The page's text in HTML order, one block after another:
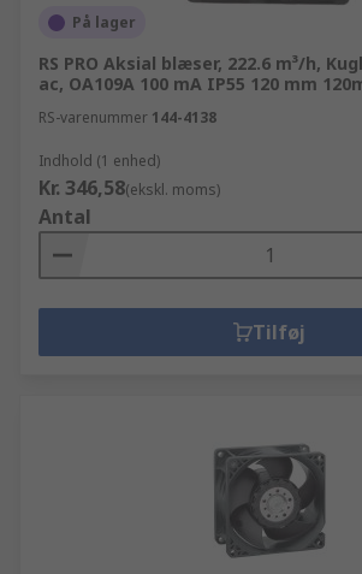
På lager
RS PRO Aksial blæser, 222.6 m³/h,
ac, OA109A 100 mA IP55 120 mm
RS-varenummer 144-4138
Indhold (1 enhed)
Kr. 346,58(ekskl. moms)
Antal
Tilføj